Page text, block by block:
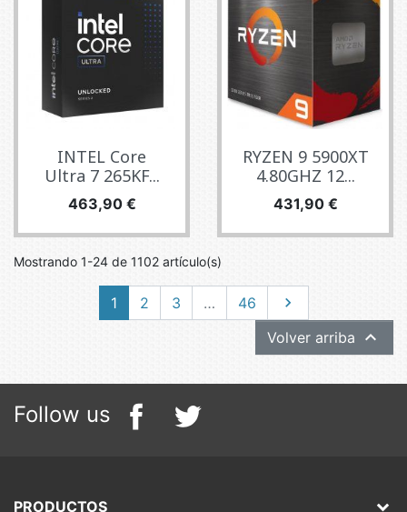
INTEL Core
Ultra 7 265KF...
Precio
463,90 €
RYZEN 9 5900XT
4.80GHZ 12...
Precio
431,90 €
Mostrando 1-24 de 1102 artículo(s)
1 2 3 … 46 Siguiente

Volver arriba 
Follow us
PRODUCTOS